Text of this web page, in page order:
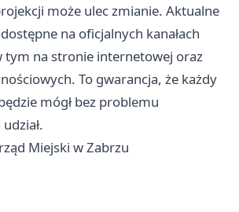
może ulec zmianie. Aktualne
na oficjalnych kanałach
tym na stronie internetowej oraz
To gwarancja, że każdy
mógł bez problemu
Miejski w Zabrzu